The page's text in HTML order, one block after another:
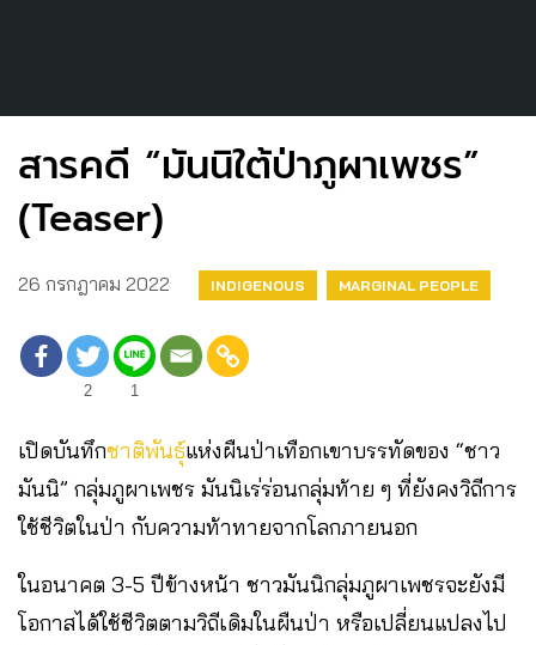
สารคดี “มันนิใต้ป่าภูผาเพชร”
(Teaser)
26 กรกฎาคม 2022 INDIGENOUS MARGINAL PEOPLE
2 1
เปิดบันทึกชาติพันธุ์แห่งผืนป่าเทือกเขาบรรทัดของ “ชาว
มันนิ” กลุ่มภูผาเพชร มันนิเร่ร่อนกลุ่มท้าย ๆ ที่ยังคงวิถีการ
ใช้ชีวิตในป่า กับความท้าทายจากโลกภายนอก
ในอนาคต 3-5 ปีข้างหน้า ชาวมันนิกลุ่มภูผาเพชรจะยังมี
โอกาสได้ใช้ชีวิตตามวิถีเดิมในผืนป่า หรือเปลี่ยนแปลงไป